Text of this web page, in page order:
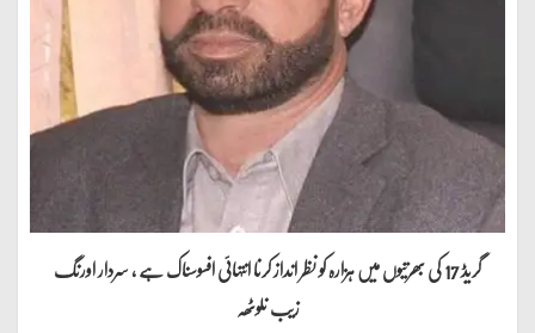
گریڈ 17 کی بھرتیوں میں ہزارہ کو نظر انداز کرنا انتہائی افسوسناک ہے ، سردار اورنگ
زیب نلوٹھہ